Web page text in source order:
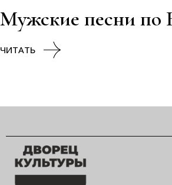
Мужские песни
ЧИТАТЬ